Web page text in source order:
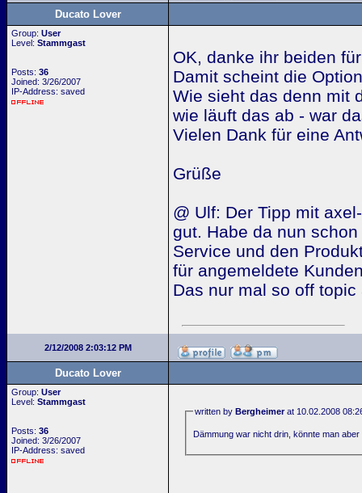
Ducato Lover
Group: User
Level: Stammgast
Posts: 36
Joined: 3/26/2007
IP-Address: saved
OK, danke ihr beiden
Damit scheint die
Wie sieht das denn mit
wie läuft das ab - war
Vielen Dank für eine
Grüße
@ Ulf: Der Tipp mit
gut. Habe da nun
Service und den
für angemeldete
Das nur mal so off
2/12/2008 2:03:12 PM
Ducato Lover
Group: User
Level: Stammgast
Posts: 36
Joined: 3/26/2007
IP-Address: saved
written byBergheimerat 10.02.2008
Dämmung war nicht drin, könnte man